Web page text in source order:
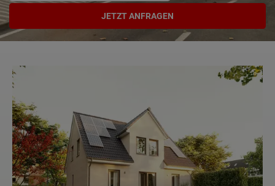
JETZT ANFRAGEN